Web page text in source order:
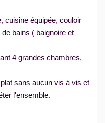
cuisine équipée, couloir
bains ( baignoire et
4 grandes chambres,
sans aucun vis à vis et
l'ensemble.